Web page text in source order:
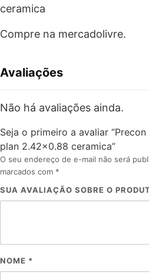
ceramica
Compre na mercadolivre.
Avaliações
Não há avaliações ainda.
Seja o primeiro a avaliar
plan 2.42×0.88 ceramica”
O seu endereço de e-mail não será
marcados com *
SUA AVALIAÇÃO SOBRE O
NOME *